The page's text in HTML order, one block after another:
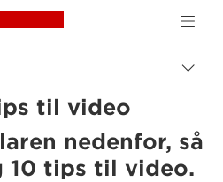
Canon Logo, back to
til video
nedenfor, så
10 tips til video.